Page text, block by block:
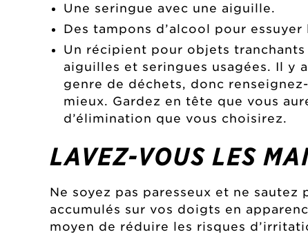
Une seringue avec une aiguille.
Des tampons d’alcool pour
Un récipient pour objets
aiguilles et seringues usagées. Il y
genre de déchets, donc
mieux. Gardez en tête que vous
d’élimination que vous choisirez.
LAVEZ-VOUS LES
Ne soyez pas paresseux et ne
accumulés sur vos doigts en
moyen de réduire les risques